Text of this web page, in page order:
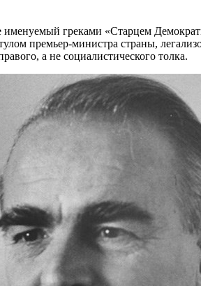
греками «Старцем
премьер-министра страны,
а не социалистического толка.